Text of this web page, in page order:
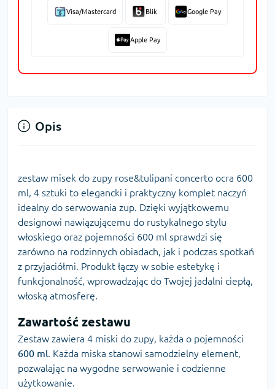
Visa/Mastercard Blik Google Pay
Apple Pay
Opis
zestaw misek do zupy rose&tulipani concerto ocra 600
ml, 4 sztuki to elegancki i praktyczny komplet naczyń
idealny do serwowania zup. Dzięki wyjątkowemu
designowi nawiązującemu do rustykalnego stylu
włoskiego oraz pojemności 600 ml sprawdzi się
zarówno na rodzinnych obiadach, jak i podczas spotkań
z przyjaciółmi. Produkt łączy w sobie estetykę i
funkcjonalność, wprowadzając do Twojej jadalni ciepłą,
włoską atmosferę.
Zawartość zestawu
Zestaw zawiera 4 miski do zupy, każda o pojemności
600 ml. Każda miska stanowi samodzielny element,
pozwalając na wygodne serwowanie i codzienne
użytkowanie.